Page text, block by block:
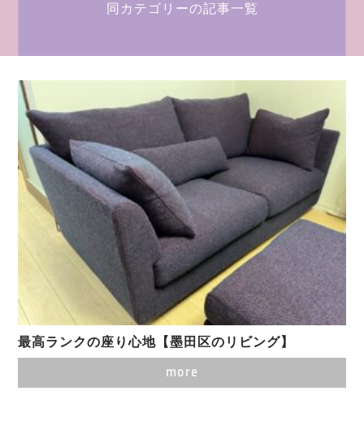
同カテゴリーの記事一覧
最高ランクの座り心地【墨田区のリビング】
more